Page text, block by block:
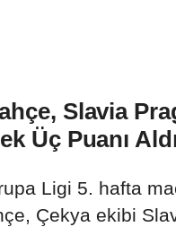
Slavia
Üç Puanı
Ligi 5. hafta
Çekya ekibi